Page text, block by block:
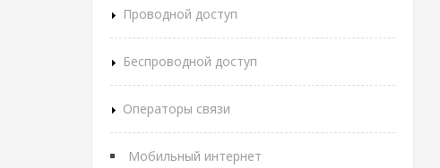
Проводной доступ
Беспроводной доступ
Операторы связи
Мобильный интернет